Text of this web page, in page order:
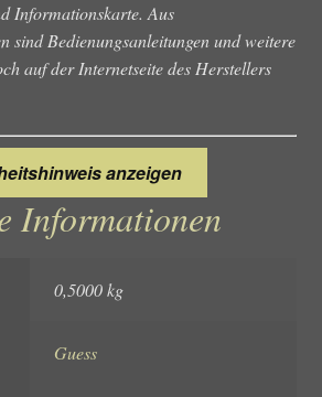
Informationskarte. Aus
sind Bedienungsanleitungen und weitere
auf der Internetseite des Herstellers
anzeigen
Informationen
0,5000 kg
Guess